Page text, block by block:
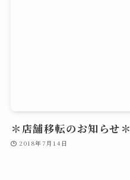
＊店舗移転のお知らせ＊
2018年7月14日